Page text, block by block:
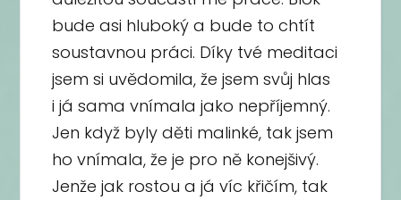
bude asi hluboký a bude to chtít
soustavnou práci. Díky tvé meditaci
jsem si uvědomila, že jsem svůj hlas
i já sama vnímala jako nepříjemný.
Jen když byly děti malinké, tak jsem
ho vnímala, že je pro ně konejšivý.
Jenže jak rostou a já víc křičím, tak